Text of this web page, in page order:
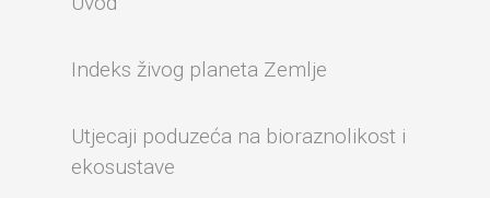
Indeks živog planeta Zemlje
Utjecaji poduzeća na bioraznolikost i
ekosustave